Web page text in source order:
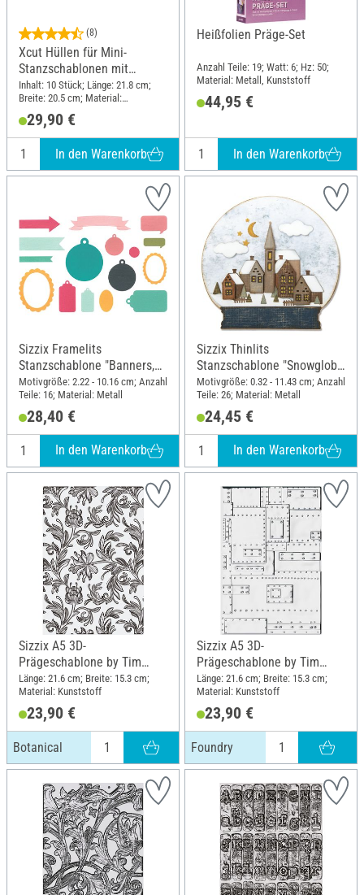
(8)
Xcut Hüllen für Mini-
Stanzschablonen mit
magnetischen Einlagen
Inhalt: 10 Stück; Länge: 21.8 cm;
Breite: 20.5 cm; Material:
29,90 €
In den Warenkorb
Heißfolien Präge-Set
Anzahl Teile: 19; Watt: 6; Hz: 50;
Material: Metall, Kunststoff
44,95 €
In den Warenkorb
Sizzix Framelits
Stanzschablone "Banners,
Tags & Labels"
Motivgröße: 2.22 - 10.16 cm; Anzahl
Teile: 16; Material: Metall
28,40 €
In den Warenkorb
Sizzix Thinlits
Stanzschablone "Snowglobe
by Tim Holtz"
Motivgröße: 0.32 - 11.43 cm; Anzahl
Teile: 26; Material: Metall
24,45 €
In den Warenkorb
Sizzix A5 3D-
Prägeschablone by Tim
Holtz, Botanical
Länge: 21.6 cm; Breite: 15.3 cm;
Material: Kunststoff
23,90 €
Botanical
Sizzix A5 3D-
Prägeschablone by Tim
Holtz, Foundry
Länge: 21.6 cm; Breite: 15.3 cm;
Material: Kunststoff
23,90 €
Foundry